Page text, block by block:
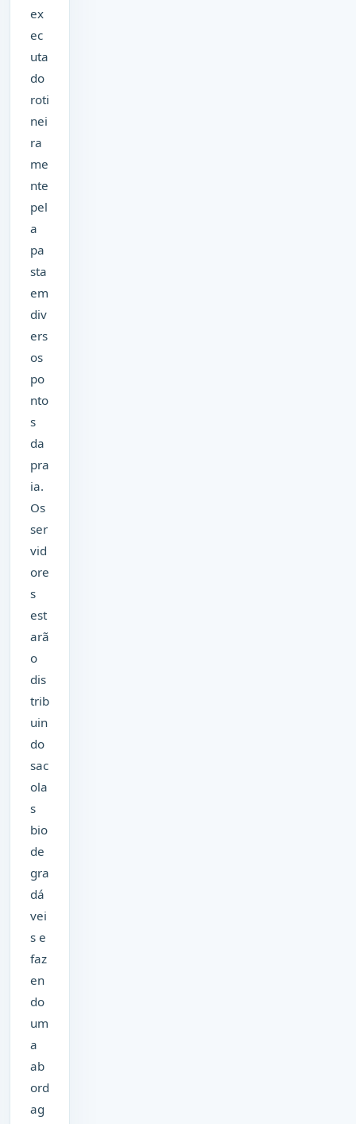
ex
ec
uta
do
roti
nei
ra
me
nte
pel
a
pa
sta
em
div
ers
os
po
nto
s
da
pra
ia.
Os
ser
vid
ore
s
est
arã
o
dis
trib
uin
do
sac
ola
s
bio
de
gra
dá
vei
s e
faz
en
do
um
a
ab
ord
ag